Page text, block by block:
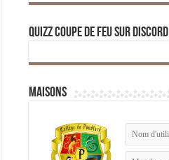
Quizz Coupe de Feu sur Discord
Maisons